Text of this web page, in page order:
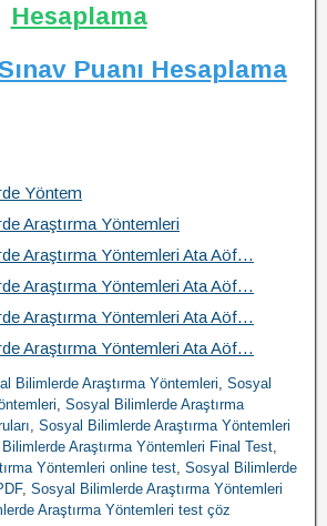
Hesaplama
Puanı Hesaplama
Yöntem
Araştırma Yöntemleri
Araştırma Yöntemleri Ata Aöf…
Araştırma Yöntemleri Ata Aöf…
Araştırma Yöntemleri Ata Aöf…
Araştırma Yöntemleri Ata Aöf…
Bilimlerde Araştırma Yöntemleri, Sosyal
, Sosyal Bilimlerde Araştırma
, Sosyal Bilimlerde Araştırma Yöntemleri
Araştırma Yöntemleri Final Test,
Yöntemleri online test, Sosyal Bilimlerde
, Sosyal Bilimlerde Araştırma Yöntemleri
Araştırma Yöntemleri test çöz